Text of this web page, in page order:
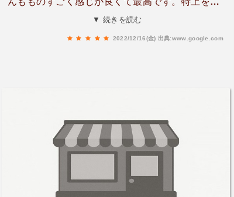
べてみてください。一枚のお肉でご飯I膳いけちゃ
▼ 続きを読む
2022/12/16(金) 出典:www.google.com